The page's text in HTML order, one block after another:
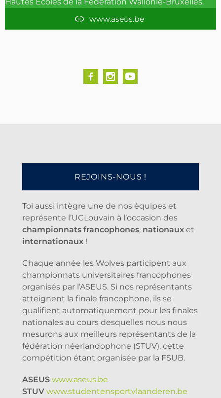
m
www.aseus.be
REJOINS-NOUS !
Toi aussi intègre une de nos équipes et
représente l’UCLouvain à l’occasion des
championnats francophones, nationaux et
internationaux !
Chaque année les Wolves participent aux
championnats universitaires francophones
organisés par l’ASEUS. Si nos représentants
atteignent la finale francophone, ils se
qualifient automatiquement pour les finales
nationales au cours desquelles nous nous
mesurons aux meilleurs représentants de la
fédération néerlandophone (STUV), cette
compétition étant organisée par la FSUB.
ASEUS www.aseus.be
STUV www.studentensportvlaanderen.be